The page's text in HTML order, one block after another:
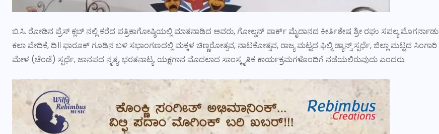
ಬಿ.ಸಿ. ರೋಡಿನ ಪ್ರೆಸ್ ಕ್ಲಬ್ ನಲ್ಲಿ ಕರೆದ ಪತ್ರಿಕಾಗೋಷ್ಠಿಯಲ್ಲಿ ಮಾತನಾಡಿದ ಅವರು, ಗೋಲ್ಡನ್ ಪಾರ್ಕ್ ಮೈದಾನದ ಕೀರ್ತಿಶೇಷ ಶ್ರೀ ರಘು ಸಪಲ್ಯ ಮೊಗರ್ನಾಡು
ಕಲಾ ವೇದಿಕೆ, ದಿ॥ ಫಾರೂಕ್ ಗೂಡಿನ ಬಳಿ ಸಭಾಂಗಣದಲ್ಲಿ ಮಕ್ಕಳ ಚಿಣ್ಣರೋತ್ಸವ, ನಾಟಕೋತ್ಸವ, ರಾಜ್ಯ ಮಟ್ಟದ ಫಿಲ್ಮಿ ಡ್ಯಾನ್ಸ್ ಸ್ಪರ್ಧೆ, ಜಿಲ್ಲಾ ಮಟ್ಟದ ಸಿಂಗಾರಿ
ಮೇಳ (ಚೆಂಡೆ) ಸ್ಪರ್ಧೆ, ಜಾನಪದ ನೃತ್ಯ, ಭರತನಾಟ್ಯ. ಯಕ್ಷಗಾನ ಮೊದಲಾದ ಸಾಂಸ್ಕೃತಿಕ ಕಾರ್ಯಕ್ರಮಗಳೊಂದಿಗೆ ನಡೆಯಲಿರುವುದು ಎಂದರು.